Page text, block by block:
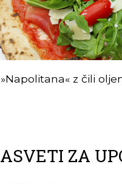
z čili
ZA